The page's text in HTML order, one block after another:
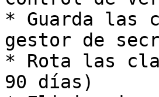
* Guarda las
gestor de
* Rota las
90 días)